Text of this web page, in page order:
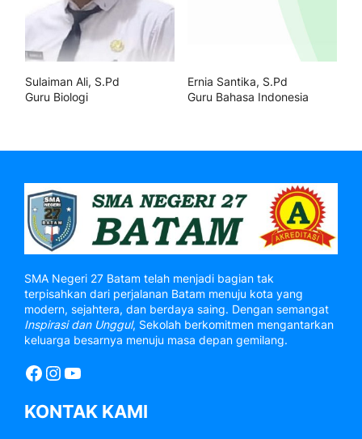
Sulaiman Ali, S.Pd
Guru Biologi
Ernia Santika, S.Pd
Guru Bahasa Indonesia
SMA Negeri 27 Batam telah menjadi bagian tak
terpisahkan dari perjalanan Batam menuju kota yang
modern, sejahtera, dan berdaya saing. Dengan semangat
Inspirasi dan Unggul, Sekolah berkomitmen mengantarkan
keluarga besarnya menuju masa depan gemilang.
Facebook
Instagram
YouTube
KONTAK KAMI